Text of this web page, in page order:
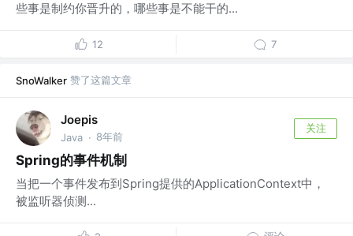
些事是制约你晋升的，哪些事是不能干的...
12 7
SnoWalker 赞了这篇文章
Joepis
Java · 8年前
关注
Spring的事件机制
当把一个事件发布到Spring提供的ApplicationContext中，
被监听器侦测...